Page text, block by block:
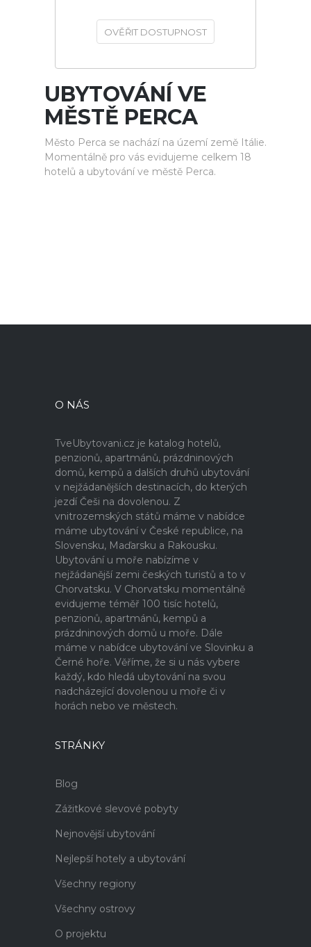
OVĚŘIT DOSTUPNOST
UBYTOVÁNÍ VE
MĚSTĚ PERCA
Město Perca se nachází na území země Itálie.
Momentálně pro vás evidujeme celkem 18
hotelů a ubytování ve městě Perca.
O NÁS
TveUbytovani.cz je katalog hotelů,
penzionů, apartmánů, prázdninových
domů, kempů a dalších druhů ubytování
v nejžádanějších destinacích, do kterých
jezdí Češi na dovolenou. Z
vnitrozemských států máme v nabídce
máme ubytování v České republice, na
Slovensku, Maďarsku a Rakousku.
Ubytování u moře nabízíme v
nejžádanější zemi českých turistů a to v
Chorvatsku. V Chorvatsku momentálně
evidujeme téměř 100 tisíc hotelů,
penzionů, apartmánů, kempů a
prázdninových domů u moře. Dále
máme v nabídce ubytování ve Slovinku a
Černé hoře. Věříme, že si u nás vybere
každý, kdo hledá ubytování na svou
nadcházející dovolenou u moře či v
horách nebo ve městech.
STRÁNKY
Blog
Zážitkové slevové pobyty
Nejnovější ubytování
Nejlepší hotely a ubytování
Všechny regiony
Všechny ostrovy
O projektu